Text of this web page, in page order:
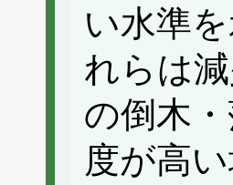
い水準
れらは
の倒木
度が高